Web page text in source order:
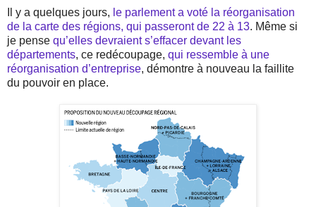
Il y a quelques jours, le parlement a voté la réorganisation
de la carte des régions, qui passeront de 22 à 13. Même si
je pense qu’elles devraient s’effacer devant les
départements, ce redécoupage, qui ressemble à une
réorganisation d’entreprise, démontre à nouveau la faillite
du pouvoir en place.